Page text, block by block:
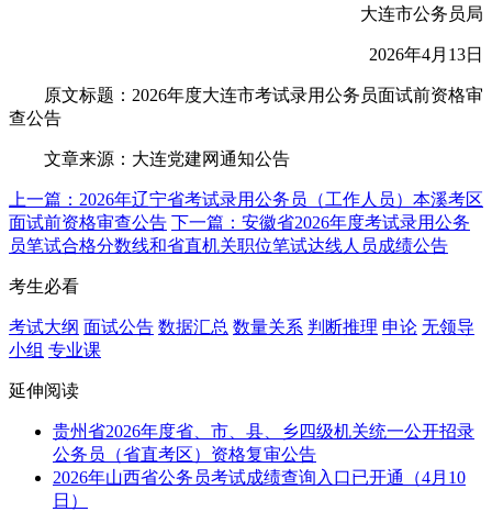
大连市公务员局
2026年4月13日
原文标题：2026年度大连市考试录用公务员面试前资格审
查公告
文章来源：大连党建网通知公告
上一篇：2026年辽宁省考试录用公务员（工作人员）本溪考区
面试前资格审查公告 下一篇：安徽省2026年度考试录用公务
员笔试合格分数线和省直机关职位笔试达线人员成绩公告
考生必看
考试大纲 面试公告 数据汇总 数量关系 判断推理 申论 无领导
小组 专业课
延伸阅读
贵州省2026年度省、市、县、乡四级机关统一公开招录
公务员（省直考区）资格复审公告
2026年山西省公务员考试成绩查询入口已开通（4月10
日）